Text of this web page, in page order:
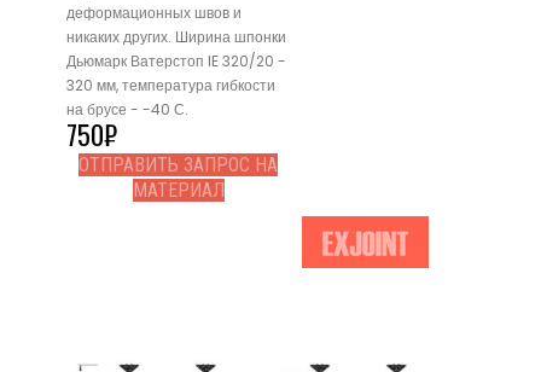
деформационных швов и
никаких других. Ширина шпонки
Дьюмарк Ватерстоп IE 320/20 -
320 мм, температура гибкости
на брусе - -40 С.
750₽
ОТПРАВИТЬ ЗАПРОС НА
МАТЕРИАЛ